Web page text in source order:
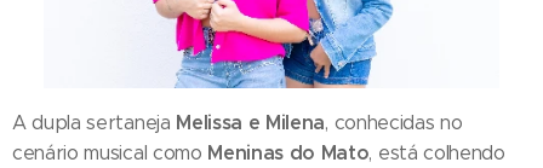
A dupla sertaneja Melissa e Milena, conhecidas no
cenário musical como Meninas do Mato, está colhendo